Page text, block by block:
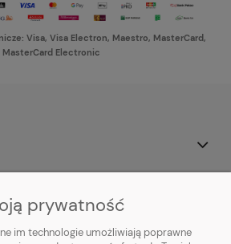
Visa, Visa Electron, Maestro, MasterCard,
MasterCard Electronic
prywatność
im technologie umożliwiają poprawne